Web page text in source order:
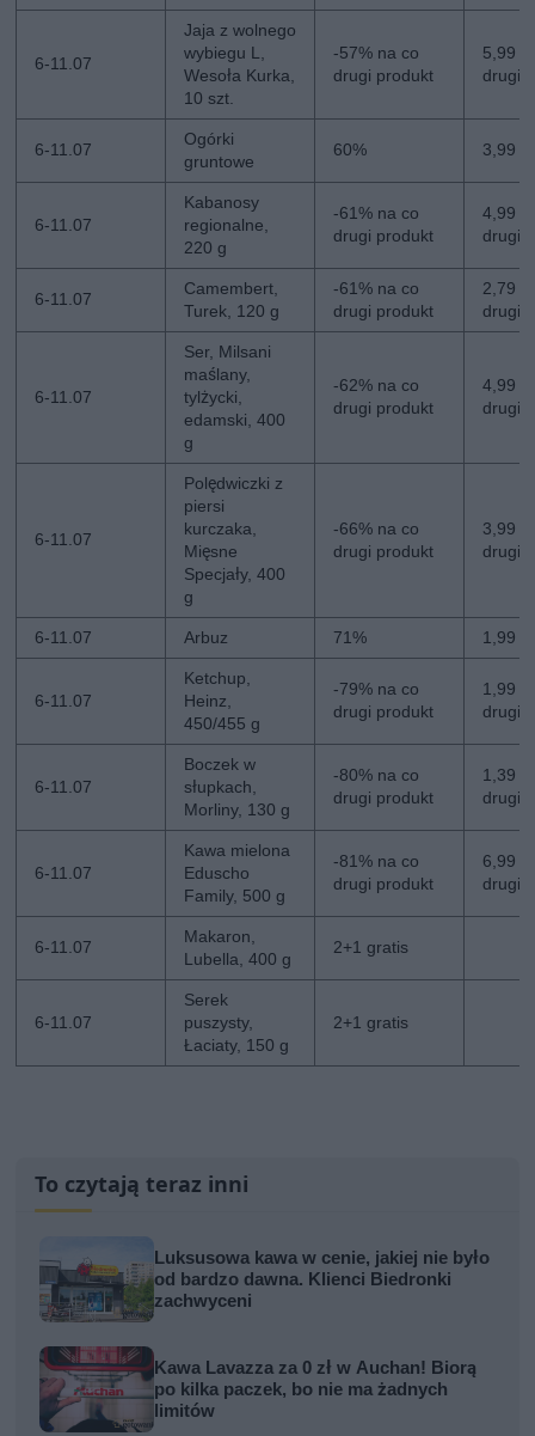
6-11.07
Jaja z wolnego
wybiegu L,
Wesoła Kurka,
10 szt.
-57% na co
drugi produkt
5,99
drugi
6-11.07
Ogórki
gruntowe
60% 3,99
6-11.07
Kabanosy
regionalne,
220 g
-61% na co
drugi produkt
4,99
drugi
6-11.07
Camembert,
Turek, 120 g
-61% na co
drugi produkt
2,79
drugi
6-11.07
Ser, Milsani
maślany,
tylżycki,
edamski, 400
g
-62% na co
drugi produkt
4,99
drugi
6-11.07
Polędwiczki z
piersi
kurczaka,
Mięsne
Specjały, 400
g
-66% na co
drugi produkt
3,99
drugi
6-11.07 Arbuz 71% 1,99
6-11.07
Ketchup,
Heinz,
450/455 g
-79% na co
drugi produkt
1,99
drugi
6-11.07
Boczek w
słupkach,
Morliny, 130 g
-80% na co
drugi produkt
1,39
drugi
6-11.07
Kawa mielona
Eduscho
Family, 500 g
-81% na co
drugi produkt
6,99
drugi
6-11.07
Makaron,
Lubella, 400 g
2+1 gratis
6-11.07
Serek
puszysty,
Łaciaty, 150 g
2+1 gratis
To czytają teraz inni
Luksusowa kawa w cenie, jakiej nie było
od bardzo dawna. Klienci Biedronki
zachwyceni
Kawa Lavazza za 0 zł w Auchan! Biorą
po kilka paczek, bo nie ma żadnych
limitów